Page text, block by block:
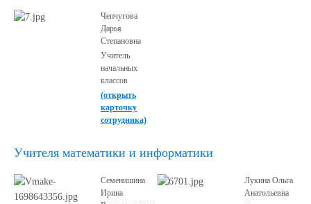
Чепчугова
Дарья
Степановна
Учитель
начальных
классов
(открыть
карточку
сотрудника)
Учителя математики и информатики
Семенишина
Ирина
Лукина Ольга
Анатольевна